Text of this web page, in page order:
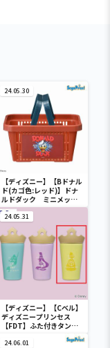
24.05.30
【ディズニー】【Bドナル
ド(カゴ色:レッド)】ドナ
ルドダック ミニメッシ
ュカゴ
24.05.31
【ディズニー】【Cベル】
ディズニープリンセス
【FDT】ふた付きタンブ
24.06.01